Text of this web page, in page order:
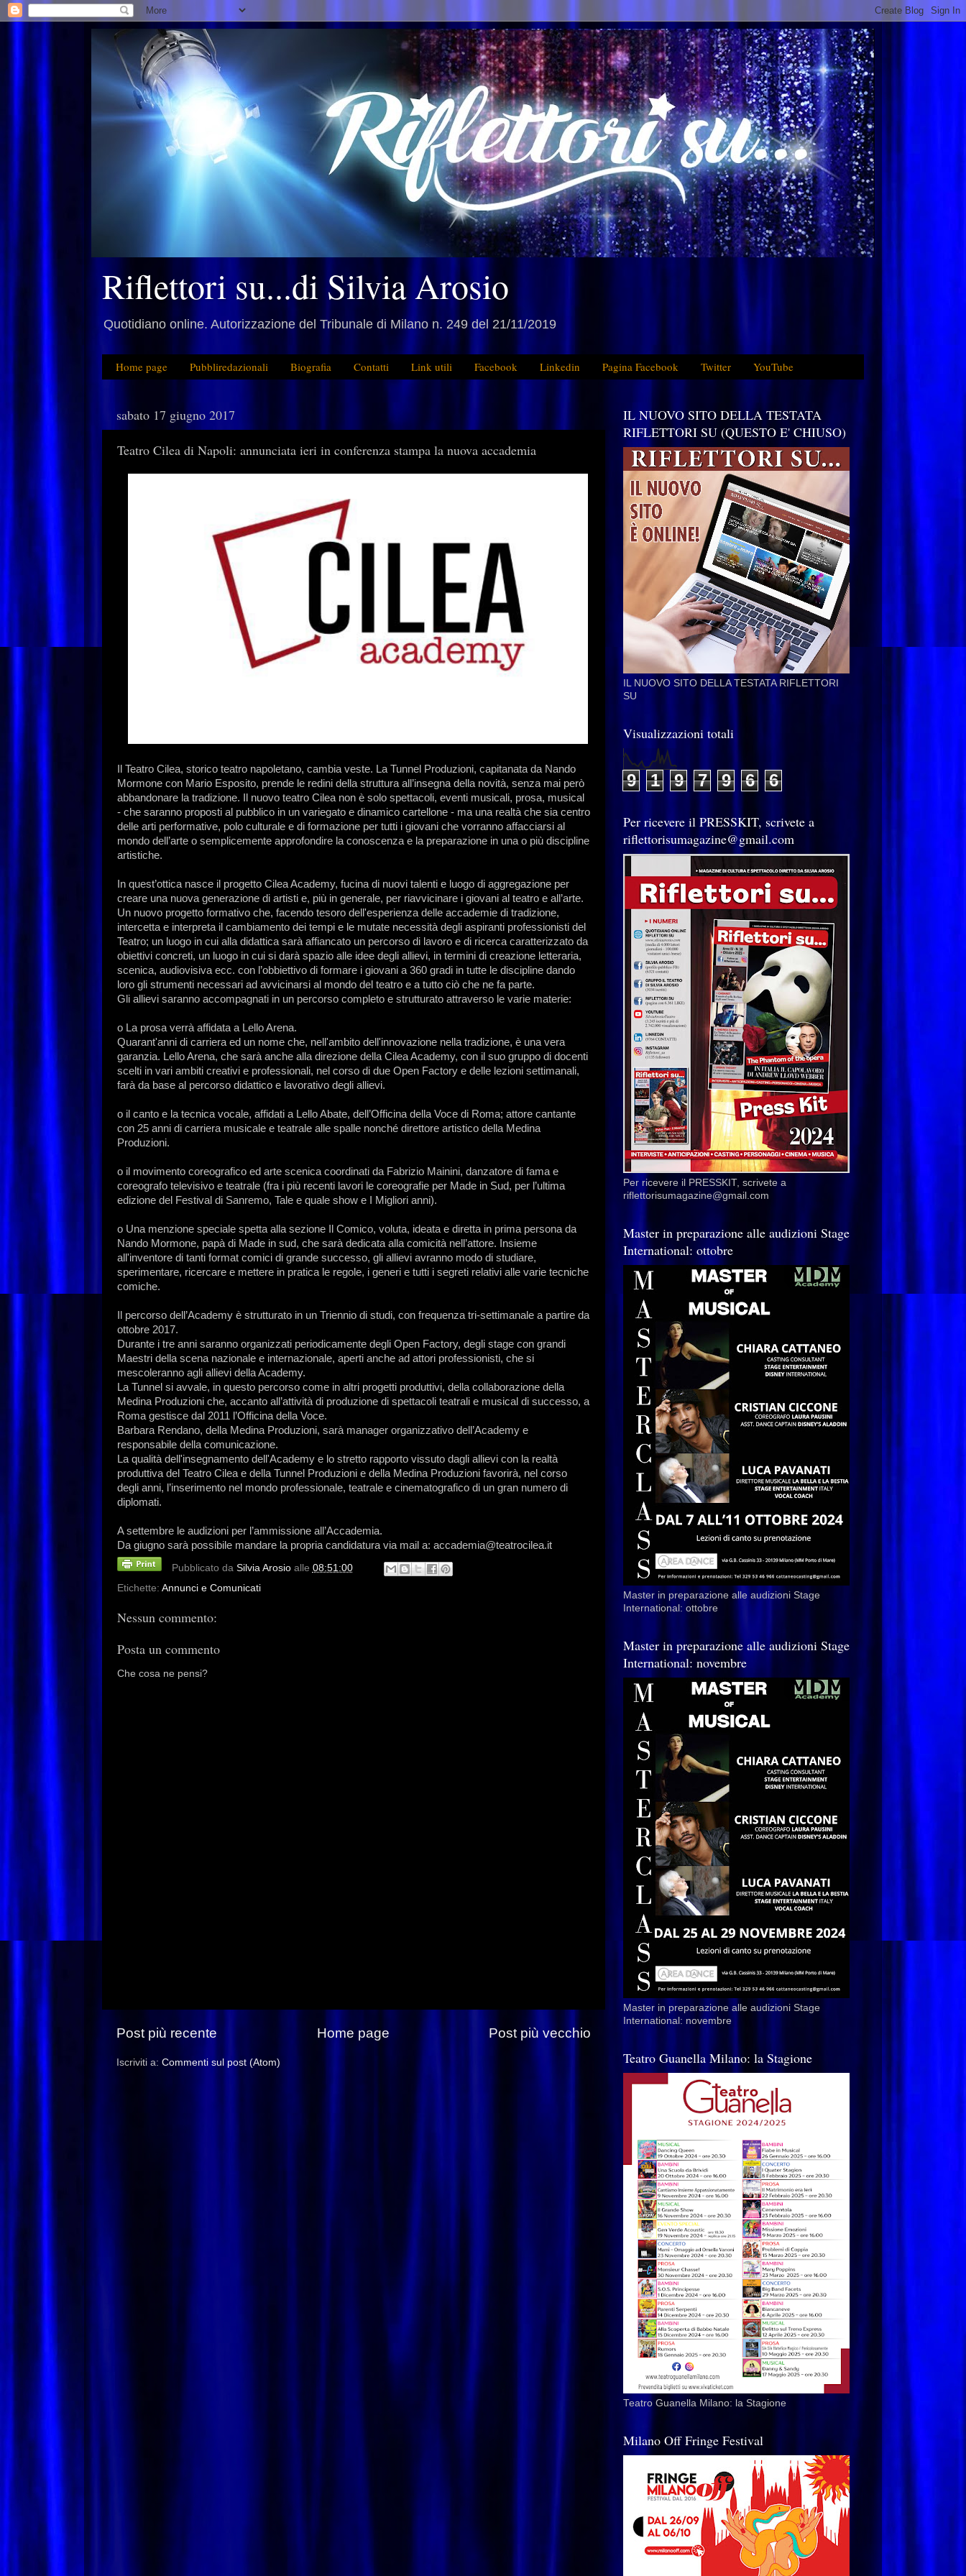
Riflettori su...di Silvia Arosio
Quotidiano online. Autorizzazione del Tribunale di Milano n. 249 del 21/11/2019
Home page Pubbliredazionali Biografia Contatti Link utili Facebook Linkedin Pagina Facebook Twitter YouTube
sabato 17 giugno 2017
Teatro Cilea di Napoli: annunciata ieri in conferenza stampa la nuova accademia
Il Teatro Cilea, storico teatro napoletano, cambia veste. La Tunnel Produzioni, capitanata da Nando
Mormone con Mario Esposito, prende le redini della struttura all’insegna della novità, senza mai però
abbandonare la tradizione. Il nuovo teatro Cilea non è solo spettacoli, eventi musicali, prosa, musical
- che saranno proposti al pubblico in un variegato e dinamico cartellone - ma una realtà che sia centro
delle arti performative, polo culturale e di formazione per tutti i giovani che vorranno affacciarsi al
mondo dell’arte o semplicemente approfondire la conoscenza e la preparazione in una o più discipline
artistiche.
In quest’ottica nasce il progetto Cilea Academy, fucina di nuovi talenti e luogo di aggregazione per
creare una nuova generazione di artisti e, più in generale, per riavvicinare i giovani al teatro e all’arte.
Un nuovo progetto formativo che, facendo tesoro dell'esperienza delle accademie di tradizione,
intercetta e interpreta il cambiamento dei tempi e le mutate necessità degli aspiranti professionisti del
Teatro; un luogo in cui alla didattica sarà affiancato un percorso di lavoro e di ricerca caratterizzato da
obiettivi concreti, un luogo in cui si darà spazio alle idee degli allievi, in termini di creazione letteraria,
scenica, audiovisiva ecc. con l’obbiettivo di formare i giovani a 360 gradi in tutte le discipline dando
loro gli strumenti necessari ad avvicinarsi al mondo del teatro e a tutto ciò che ne fa parte.
Gli allievi saranno accompagnati in un percorso completo e strutturato attraverso le varie materie:
o La prosa verrà affidata a Lello Arena.
Quarant'anni di carriera ed un nome che, nell'ambito dell'innovazione nella tradizione, è una vera
garanzia. Lello Arena, che sarà anche alla direzione della Cilea Academy, con il suo gruppo di docenti
scelti in vari ambiti creativi e professionali, nel corso di due Open Factory e delle lezioni settimanali,
farà da base al percorso didattico e lavorativo degli allievi.
o il canto e la tecnica vocale, affidati a Lello Abate, dell’Officina della Voce di Roma; attore cantante
con 25 anni di carriera musicale e teatrale alle spalle nonché direttore artistico della Medina
Produzioni.
o il movimento coreografico ed arte scenica coordinati da Fabrizio Mainini, danzatore di fama e
coreografo televisivo e teatrale (fra i più recenti lavori le coreografie per Made in Sud, per l’ultima
edizione del Festival di Sanremo, Tale e quale show e I Migliori anni).
o Una menzione speciale spetta alla sezione Il Comico, voluta, ideata e diretta in prima persona da
Nando Mormone, papà di Made in sud, che sarà dedicata alla comicità nell’attore. Insieme
all'inventore di tanti format comici di grande successo, gli allievi avranno modo di studiare,
sperimentare, ricercare e mettere in pratica le regole, i generi e tutti i segreti relativi alle varie tecniche
comiche.
Il percorso dell’Academy è strutturato in un Triennio di studi, con frequenza tri-settimanale a partire da
ottobre 2017.
Durante i tre anni saranno organizzati periodicamente degli Open Factory, degli stage con grandi
Maestri della scena nazionale e internazionale, aperti anche ad attori professionisti, che si
mescoleranno agli allievi della Academy.
La Tunnel si avvale, in questo percorso come in altri progetti produttivi, della collaborazione della
Medina Produzioni che, accanto all’attività di produzione di spettacoli teatrali e musical di successo, a
Roma gestisce dal 2011 l’Officina della Voce.
Barbara Rendano, della Medina Produzioni, sarà manager organizzativo dell’Academy e
responsabile della comunicazione.
La qualità dell'insegnamento dell'Academy e lo stretto rapporto vissuto dagli allievi con la realtà
produttiva del Teatro Cilea e della Tunnel Produzioni e della Medina Produzioni favorirà, nel corso
degli anni, l’inserimento nel mondo professionale, teatrale e cinematografico di un gran numero di
diplomati.
A settembre le audizioni per l’ammissione all’Accademia.
Da giugno sarà possibile mandare la propria candidatura via mail a: accademia@teatrocilea.it
Pubblicato da Silvia Arosio alle 08:51:00
Etichette: Annunci e Comunicati
Nessun commento:
Posta un commento
Che cosa ne pensi?
Post più recente Post più vecchio
Home page
Iscriviti a: Commenti sul post (Atom)
IL NUOVO SITO DELLA TESTATA
RIFLETTORI SU (QUESTO E' CHIUSO)
IL NUOVO SITO DELLA TESTATA RIFLETTORI
SU
Visualizzazioni totali
9 1 9 7 9 6 6
Per ricevere il PRESSKIT, scrivete a
riflettorisumagazine@gmail.com
Per ricevere il PRESSKIT, scrivete a
riflettorisumagazine@gmail.com
Master in preparazione alle audizioni Stage
International: ottobre
Master in preparazione alle audizioni Stage
International: ottobre
Master in preparazione alle audizioni Stage
International: novembre
Master in preparazione alle audizioni Stage
International: novembre
Teatro Guanella Milano: la Stagione
Teatro Guanella Milano: la Stagione
Milano Off Fringe Festival